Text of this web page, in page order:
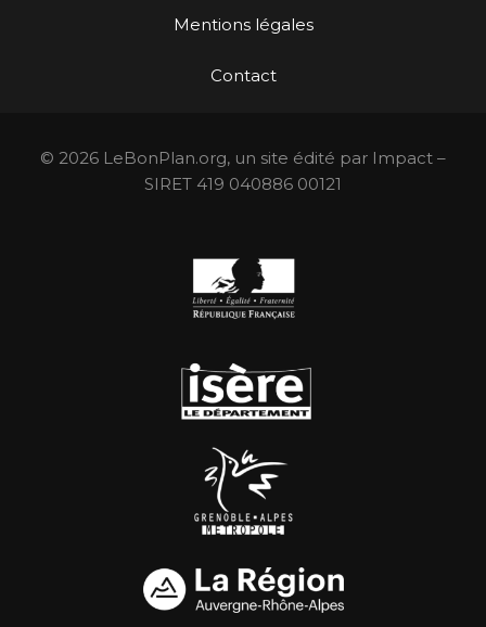
Mentions légales
Contact
© 2026 LeBonPlan.org, un site édité par Impact –
SIRET 419 040886 00121